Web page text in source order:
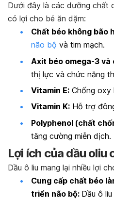
Dưới đây là các dưỡng chất
có lợi cho bé ăn dặm:
Chất béo không bão
não bộ và tim mạch.
Axit béo omega-3 và
thị lực và chức năng
Vitamin E: Chống oxy
Vitamin K: Hỗ trợ
Polyphenol (chất
tăng cường miễn dịch.
Lợi ích của dầu oliu
Dầu ô liu mang lại nhiều lợi
Cung cấp chất béo
triển não bộ: Dầu ô